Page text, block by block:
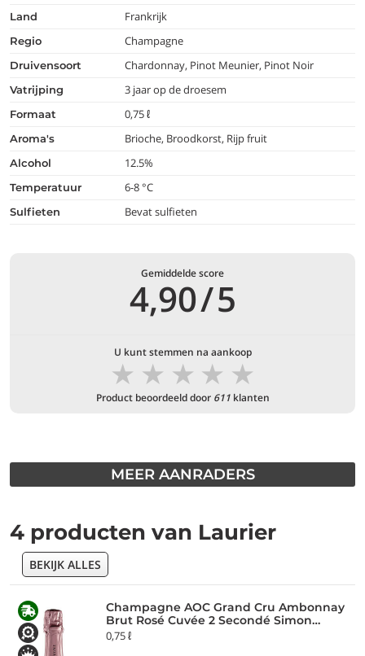
land Frankrijk
regio Champagne
druivensoort Chardonnay, Pinot Meunier, Pinot Noir
vatrijping 3 jaar op de droesem
formaat 0,75 ℓ
aroma's Brioche, Broodkorst, Rijp fruit
alcohol 12.5%
temperatuur 6-8 °C
Sulfieten Bevat sulfieten
Gemiddelde score
4,90/5
U kunt stemmen na aankoop
★
★
★
★
★
Product beoordeeld door 611klanten
MEER AANRADERS
4 producten van Laurier
BEKIJK ALLES
Champagne AOC Grand Cru Ambonnay
Brut Rosé Cuvée 2 Secondé Simon
Laurier
0,75 ℓ